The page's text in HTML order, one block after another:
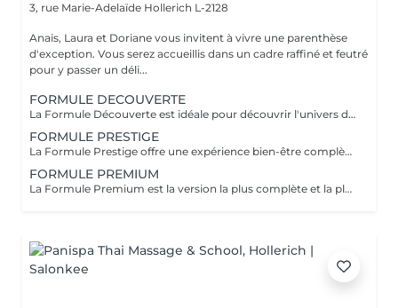
3, rue Marie-Adelaïde Hollerich L-2128
Anais, Laura et Doriane vous invitent à vivre une parenthèse
d'exception. Vous serez accueillis dans un cadre raffiné et feutré
pour y passer un déli...
FORMULE DECOUVERTE
La Formule Découverte est idéale pour découvrir l'univers du Head Spa et s'offrir un véritable moment de détente. Ce soin associe massage crânien par acupression, diffusion d'eau sous arche et ambiance sensorielle apaisante pour libérer les tensions et favoriser le lâcher-prise. Le cuir chevelu est revitalisé, l'esprit apaisé et les cheveux retrouvent douceur et légèreté. Le séchage des cheveux est inclus à la fin de la prestation. Parfaite pour une première expérience relaxante.
FORMULE PRESTIGE
La Formule Prestige offre une expérience bien-être complète, alliant soin du cuir chevelu, détente capillaire et soin du visage. Grâce à des techniques manuelles ciblées et à une atmosphère enveloppante, cette formule procure une relaxation profonde tout en sublimant la peau et les cheveux. Elle permet de relâcher les tensions, d'améliorer la circulation et de retrouver une sensation d'équilibre et d'harmonie. Le séchage des cheveux est inclus. Idéale pour s'accorder un moment de bien-être global.
FORMULE PREMIUM
La Formule Premium est la version la plus complète et la plus exclusive de l'expérience Head Spa. Elle reprend tous les bienfaits de la Formule Prestige, avec un soin visage complet, un soin capillaire approfondi et une relaxation globale, tout en y ajoutant un gommage du cuir chevelu, une diffusion de vapeur et un massage spécifique réalisé pendant le temps de pause. La vapeur permet d'optimiser l'efficacité des soins, de détendre les muscles en profondeur et de renforcer les bienfaits du massage crânien. Chaque étape est pensée pour offrir un moment d'exception, alliant performance, confort et lâcher-prise total. Le séchage des cheveux est inclus. Recommandée pour vivre l'expérience Head Spa dans sa version la plus luxueuse.